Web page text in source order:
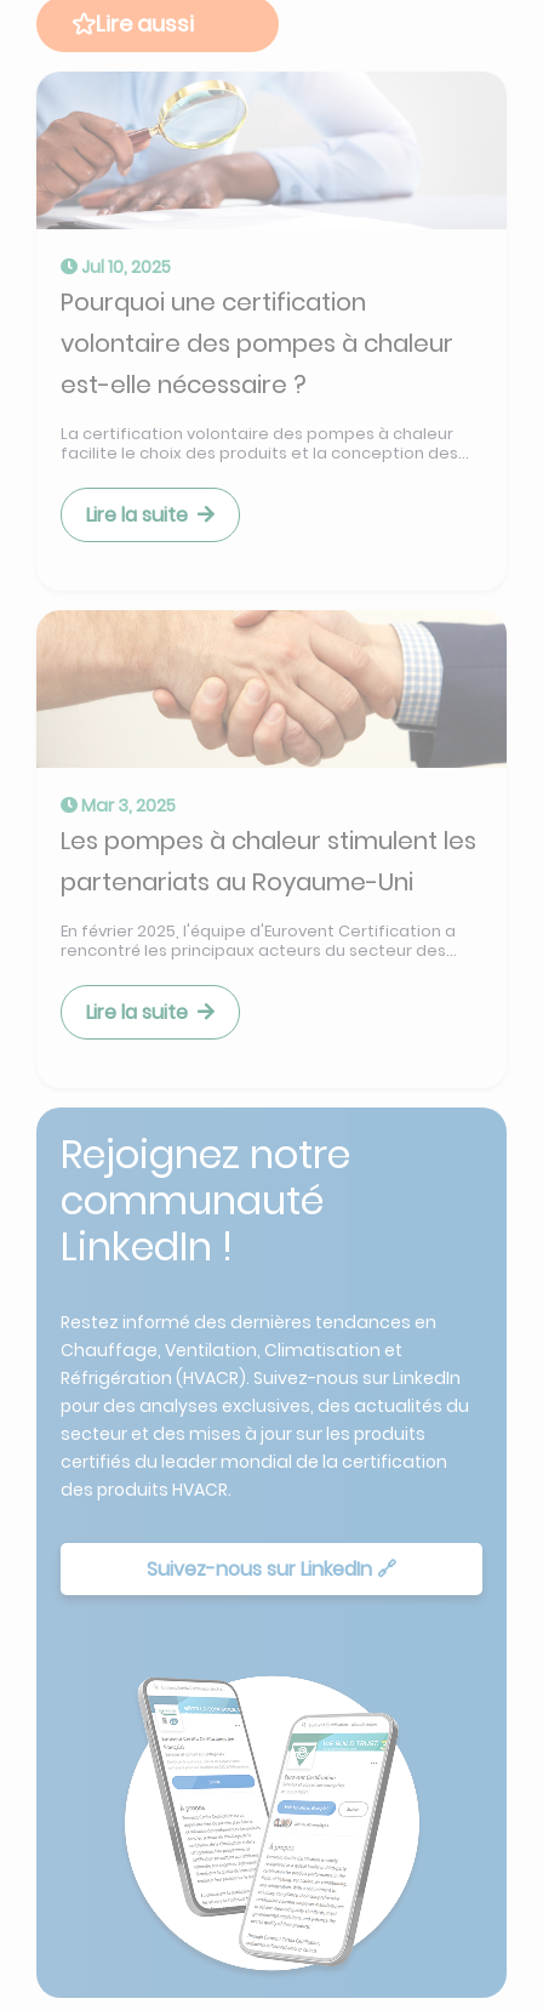
Lire aussi
Jul 10, 2025
Pourquoi une certification
volontaire des pompes à chaleur
est-elle nécessaire ?
La certification volontaire des pompes à chaleur
facilite le choix des produits et la conception des...
Lire la suite
Mar 3, 2025
Les pompes à chaleur stimulent les
partenariats au Royaume-Uni
En février 2025, l'équipe d'Eurovent Certification a
rencontré les principaux acteurs du secteur des...
Lire la suite
Rejoignez notre
communauté
LinkedIn !
Restez informé des dernières tendances en
Chauffage, Ventilation, Climatisation et
Réfrigération (HVACR). Suivez-nous sur LinkedIn
pour des analyses exclusives, des actualités du
secteur et des mises à jour sur les produits
certifiés du leader mondial de la certification
des produits HVACR.
Suivez-nous sur LinkedIn 🔗